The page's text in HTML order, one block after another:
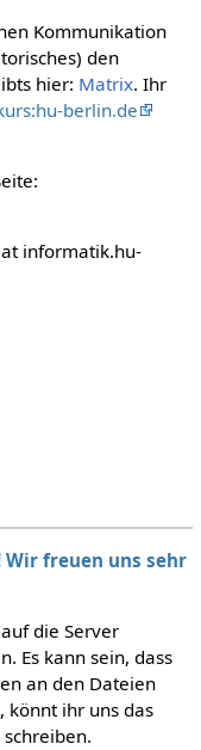
Kommunikation
den
hier: Matrix. Ihr
berlin.de
informatik.hu-
freuen uns sehr
die Server
Es kann sein, dass
an den Dateien
könnt ihr uns das